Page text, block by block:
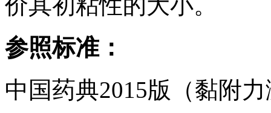
参照标准：
中国药典2015版（黏附